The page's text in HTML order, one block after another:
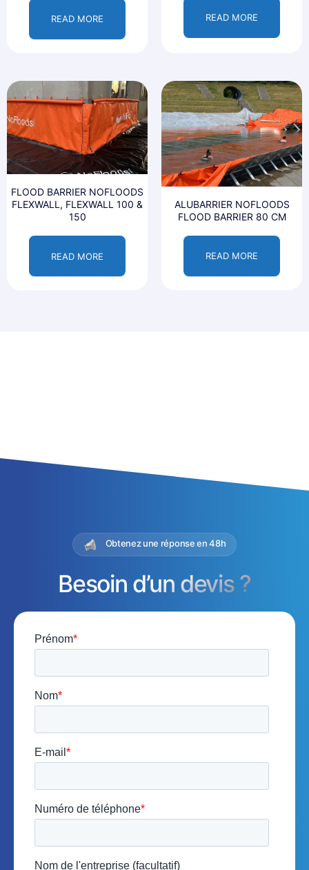
READ MORE READ MORE
FLOOD BARRIER NOFLOODS
FLEXWALL, FLEXWALL 100 &
150
READ MORE
ALUBARRIER NOFLOODS
FLOOD BARRIER 80 CM
READ MORE
Obtenez une réponse en 48h
Besoin d’un devis ?